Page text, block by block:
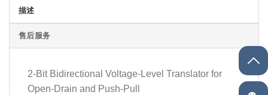
描述
售后服务
2-Bit Bidirectional Voltage-Level Translator for
Open-Drain and Push-Pull